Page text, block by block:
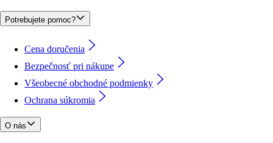
Potrebujete pomoc?
Cena doručenia
Bezpečnosť pri nákupe
Všeobecné obchodné podmienky
Ochrana súkromia
O nás